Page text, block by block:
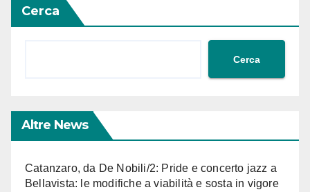
Cerca
Cerca
Altre News
Catanzaro, da De Nobili/2: Pride e concerto jazz a
Bellavista: le modifiche a viabilità e sosta in vigore